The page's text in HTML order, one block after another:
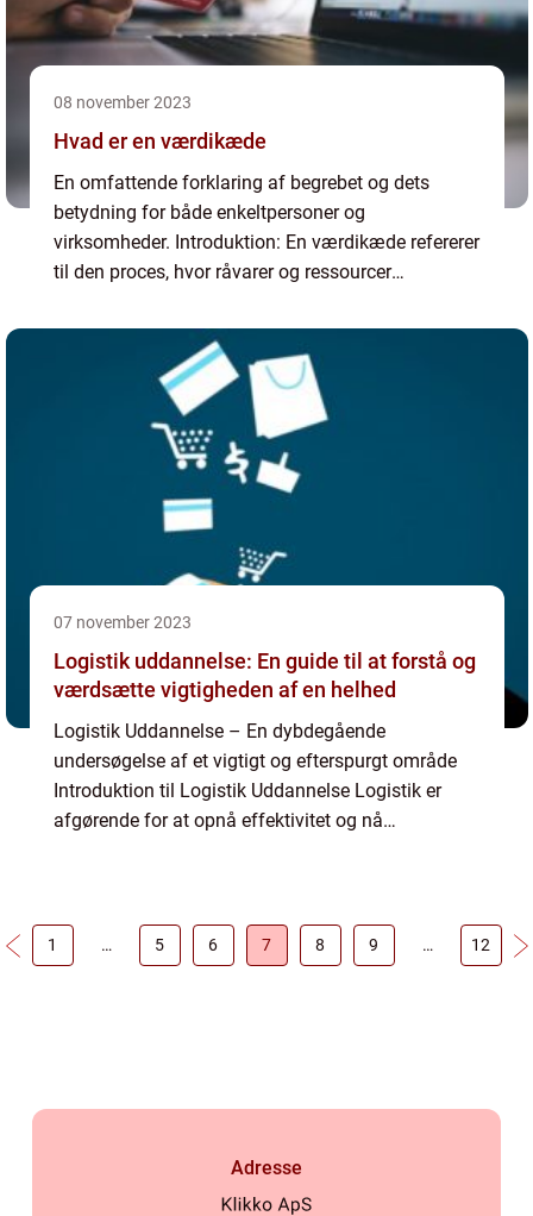
08 november 2023
Hvad er en værdikæde
En omfattende forklaring af begrebet og dets
betydning for både enkeltpersoner og
virksomheder. Introduktion: En værdikæde refererer
til den proces, hvor råvarer og ressourcer
der kan tilbydes til...
07 november 2023
Logistik uddannelse: En guide til at forstå og
værdsætte vigtigheden af en helhed
Logistik Uddannelse – En dybdegående
undersøgelse af et vigtigt og efterspurgt område
Introduktion til Logistik Uddannelse Logistik er
afgørende for at opnå effektivitet og nå
1 … 5 6 7 8 9 … 12
Adresse